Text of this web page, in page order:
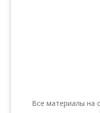
Все материалы на